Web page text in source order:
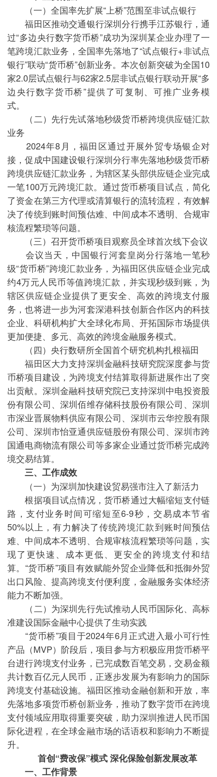
（一）全国率先扩展“上桥”范围至非试点银行
福田区推动交通银行深圳分行携手江苏银行，通
过“多边央行数字货币桥”成功为深圳某企业办理了一
笔跨境汇款业务，全国率先落地了“试点银行+非试点
银行”联动“货币桥”创新业务。本次创新突破为全国10
家2.0层试点银行与62家2.5层非试点银行联动开展“多
边央行数字货币桥”提供了可复制、可推广业务模
式。
（二）先行先试落地秒级货币桥跨境供应链汇款
业务
2024年8月，福田区通过开展外贸专场银企对
接，促成中国建设银行深圳分行率先落地秒级货币桥
跨境供应链汇款业务，为辖区某头部供应链企业完成
一笔100万元跨境汇款。通过货币桥项目试点，简化
了资金在第三方代理或清算银行的流转流程，有效解
决了传统到账时间预估难、中间成本不透明、合规审
核流程繁琐等问题。
（三）召开货币桥项目观察员全球首次线下会议
会议当天，中国银行河套皇岗分行落地一笔秒
级“货币桥”跨境汇款业务，为福田区供应链企业完成
约4万元人民币等值跨境汇款，并实现秒级到账，为
辖区供应链企业提供了更安全、高效的跨境支付服
务，也将进一步为河套深港科技创新合作区内的科技
企业、科研机构扩大全球化布局、开拓国际市场提供
更加便捷、多元、高效的跨境金融服务模式。
（四）央行数研所全国首个研究机构扎根福田
福田区大力支持深圳金融科技研究院深度参与货
币桥项目建设，为跨境支付结算取得新进展作出了突
出贡献。深圳金融科技研究院已支持深圳中电投资股
份有限公司、深圳佰维存储科技股份有限公司、深圳
市深业晋展物料供应有限公司、深圳市云华控股有限
公司、深圳市怡亚通供应链股份有限公司、深圳市跨
国通电商物流有限公司等多家企业通过货币桥完成跨
境交易结算。
三、工作成效
（一）为深圳加快建设贸易强市注入了新活力
根据项目试点情况，货币桥通过大幅缩短支付链
路，支付业务时间可缩短至6-9秒，交易成本节省
50%以上，有力解决了传统跨境汇款到账时间预估
难、中间成本不透明、合规审核流程繁琐等问题，实
现了更快速、成本更低、更安全的跨境支付和结
算。“货币桥”项目有效赋能外贸企业降低和抵御外贸
出口风险、提高跨境支付便利度，金融服务实体经济
能力不断加强。
（二）为深圳先行先试推动人民币国际化、高标
准建设国际金融中心提供了生动实践
“货币桥”项目于2024年6月正式进入最小可行性
产品（MVP）阶段后，项目参与方积极应用货币桥平
台进行跨境支付业务，已完成数百笔交易，交易金额
共计数百亿元人民币，正逐步发展为有影响力的国际
跨境支付基础设施。福田区推动金融创新和开放，率
先落地多项货币桥创新业务，推动了数字货币在跨境
支付领域应用取得重要突破，助力深圳推进人民币国
际化进程，在全球金融市场的话语权和影响力不断提
升。
首创“费改保”模式 深化保险创新发展改革
一、工作背景